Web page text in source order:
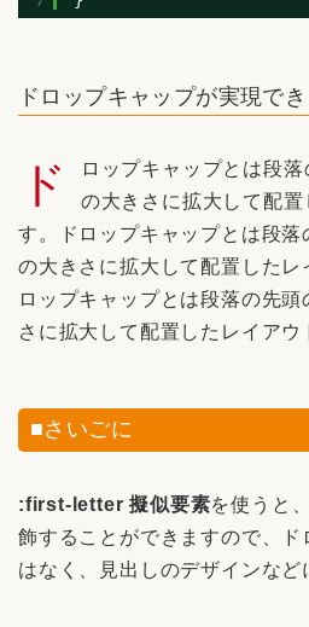
ドロップキャップが実現で
ドロップキャップとは段落の先頭の文字を数行分
の大きさに拡大して配
す。ドロップキャップとは段落
の大きさに拡大して配置したレ
ロップキャップとは段落の先頭
さに拡大して配置したレイアウ
■さいごに
:first-letter 擬似要素を使うと
飾することができますので、
はなく、見出しのデザインなど